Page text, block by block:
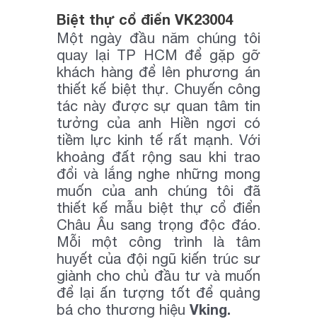
Biệt thự cổ điển VK23004
Một ngày đầu năm chúng tôi
quay lại TP HCM để gặp gỡ
khách hàng để lên phương án
thiết kế biệt thự. Chuyến công
tác này được sự quan tâm tin
tưởng của anh Hiền ngơi có
tiềm lực kinh tế rất mạnh. Với
khoảng đất rộng sau khi trao
đổi và lắng nghe những mong
muốn của anh chúng tôi đã
thiết kế mẫu biệt thự cổ điển
Châu Âu sang trọng độc đáo.
Mỗi một công trình là tâm
huyết của đội ngũ kiến trúc sư
giành cho chủ đầu tư và muốn
để lại ấn tượng tốt để quảng
bá cho thương hiệu Vking.